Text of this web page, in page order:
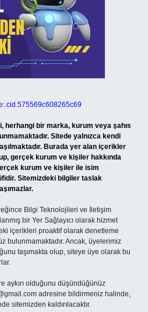
herhangi bir marka, kurum veya şahıs
Sitede yalnızca kendi
Burada yer alan içerikler
gerçek kurum ve kişiler hakkında
kurum ve kişiler ile isim
Sitemizdeki bilgiler taslak
Bilgi Teknolojileri ve İletişim
bir Yer Sağlayıcı olarak hizmet
içerikleri proaktif olarak denetleme
bulunmamaktadır. Ancak, üyelerimiz
taşımakta olup, siteye üye olarak bu
aykırı olduğunu düşündüğünüz
adresine bildirmeniz halinde,
sitemizden kaldırılacaktır.